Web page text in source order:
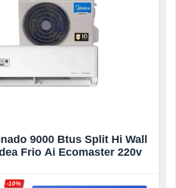
9000 Btus Split Hi Wall
Frio Ai Ecomaster 220v
-10%